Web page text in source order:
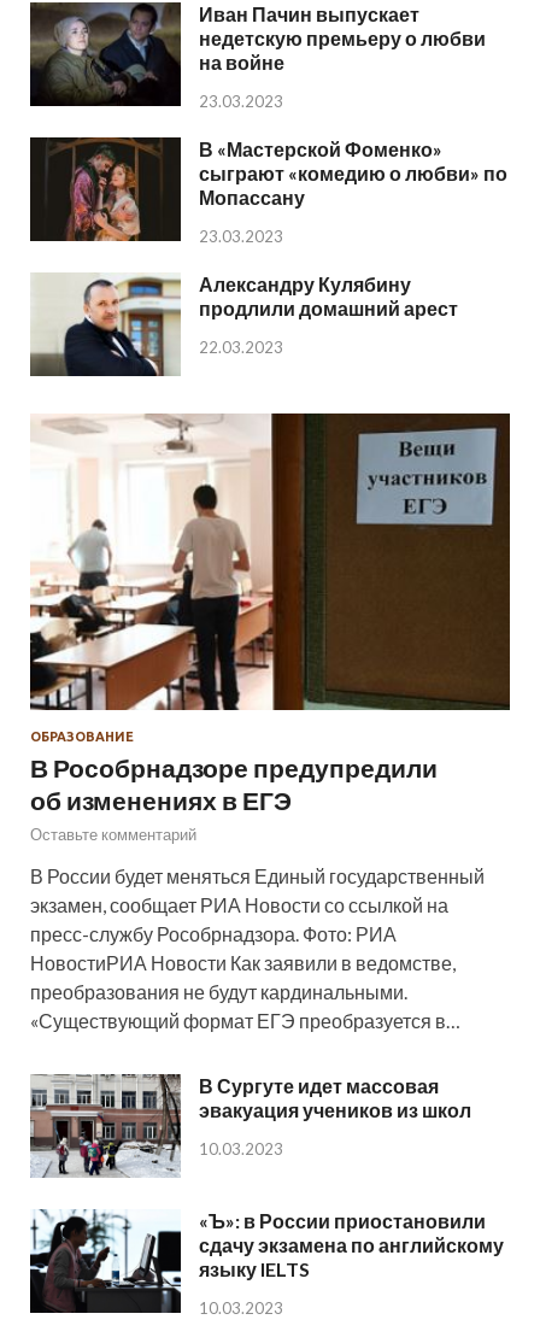
Иван Пачин выпускает
недетскую премьеру о любви
на войне
23.03.2023
В «Мастерской Фоменко»
сыграют «комедию о любви» по
Мопассану
23.03.2023
Александру Кулябину
продлили домашний арест
22.03.2023
ОБРАЗОВАНИЕ
В Рособрнадзоре предупредили
об изменениях в ЕГЭ
Оставьте комментарий
В России будет меняться Единый государственный
экзамен, сообщает РИА Новости со ссылкой на
пресс-службу Рособрнадзора. Фото: РИА
НовостиРИА Новости Как заявили в ведомстве,
преобразования не будут кардинальными.
«Существующий формат ЕГЭ преобразуется в…
В Сургуте идет массовая
эвакуация учеников из школ
10.03.2023
«Ъ»: в России приостановили
сдачу экзамена по английскому
языку IELTS
10.03.2023